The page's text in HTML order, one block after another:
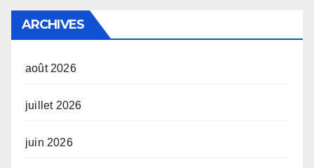
ARCHIVES
août 2026
juillet 2026
juin 2026